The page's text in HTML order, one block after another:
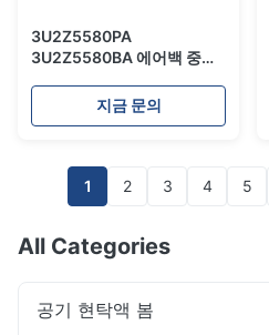
3U2Z5580PA
3U2Z5580BA 에어백 중단
지금 문의
1 2 3 4 5
All Categories
공기 현탁액 봄